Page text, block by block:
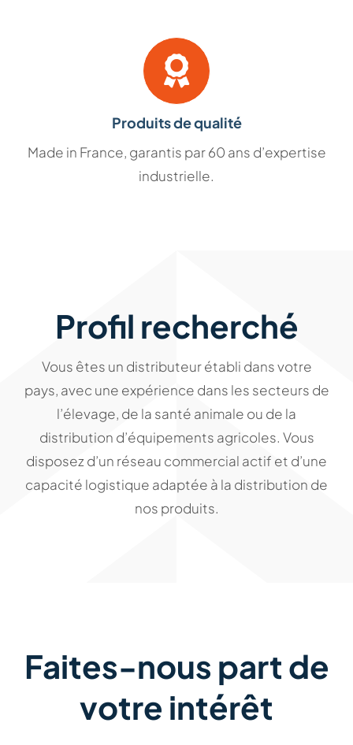
Produits de qualité
Made in France, garantis par 60 ans d’expertise
industrielle.
Profil recherché
Vous êtes un distributeur établi dans votre
pays, avec une expérience dans les secteurs de
l’élevage, de la santé animale ou de la
distribution d’équipements agricoles. Vous
disposez d’un réseau commercial actif et d’une
capacité logistique adaptée à la distribution de
nos produits.
Faites-nous part de
votre intérêt